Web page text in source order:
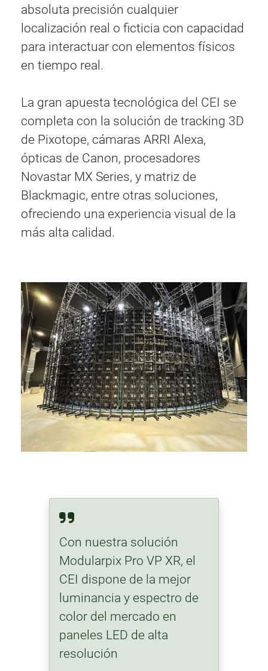
absoluta precisión cualquier
localización real o ficticia con capacidad
para interactuar con elementos físicos
en tiempo real.
La gran apuesta tecnológica del CEI se
completa con la solución de tracking 3D
de Pixotope, cámaras ARRI Alexa,
ópticas de Canon, procesadores
Novastar MX Series, y matriz de
Blackmagic, entre otras soluciones,
ofreciendo una experiencia visual de la
más alta calidad.
Con nuestra solución
Modularpix Pro VP XR, el
CEI dispone de la mejor
luminancia y espectro de
color del mercado en
paneles LED de alta
resolución